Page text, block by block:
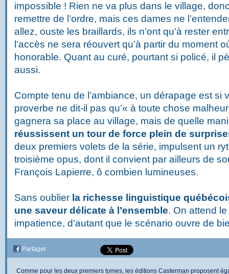
impossible ! Rien ne va plus dans le village,
remettre de l’ordre, mais ces dames ne
allez, ouste les braillards, ils n’ont qu’à rester
l’accès ne sera réouvert qu’à partir du moment
honorable. Quant au curé, pourtant si policé, il
aussi.
Compte tenu de l’ambiance, un dérapage est si
proverbe ne dit-il pas qu’« à toute chose
gagnera sa place au village, mais de quelle
réussissent un tour de force plein de
deux premiers volets de la série, impulsent un
troisième opus, dont il convient par ailleurs de
François Lapierre, ô combien lumineuses.
Sans oublier la richesse linguistique
une saveur délicate à l’ensemble. On attend
impatience, d’autant que le scénario ouvre de
Partager
Comme pour les deux premiers tomes, les éditions Casterman proposent